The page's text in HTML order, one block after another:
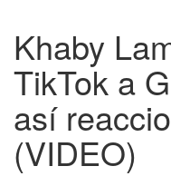
Khaby
TikTok a
así
(VIDEO)